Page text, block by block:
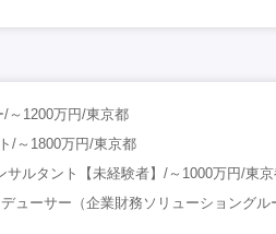
～1200万円/東京都
/～1800万円/東京都
ルタント【未経験者】/～1000万円/東
ューサー（企業財務ソリューショング